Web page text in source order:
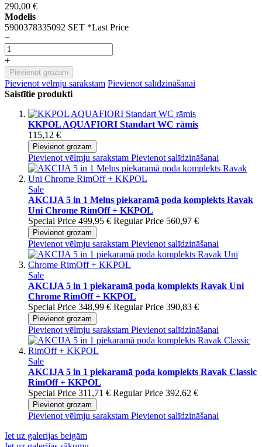
290,00 €
Modelis
5900378335092 SET *Last Price
−
+
Pievienot grozam
Pievienot vēlmju sarakstam Pievienot salīdzināšanai
Saistītie produkti
KKPOL AQUAFIORI Standart WC rāmis
115,12 €
Pievienot grozam
Pievienot vēlmju sarakstam Pievienot salīdzināšanai
Sale
AKCIJA 5 in 1 Melns piekaramā poda komplekts Ravak
Uni Chrome RimOff + KKPOL
Special Price 499,95 € Regular Price 560,97 €
Pievienot grozam
Pievienot vēlmju sarakstam Pievienot salīdzināšanai
Sale
AKCIJA 5 in 1 piekaramā poda komplekts Ravak Uni
Chrome RimOff + KKPOL
Special Price 348,99 € Regular Price 390,83 €
Pievienot grozam
Pievienot vēlmju sarakstam Pievienot salīdzināšanai
Sale
AKCIJA 5 in 1 piekaramā poda komplekts Ravak Classic
RimOff + KKPOL
Special Price 311,71 € Regular Price 392,62 €
Pievienot grozam
Pievienot vēlmju sarakstam Pievienot salīdzināšanai
Iet uz galerijas beigām